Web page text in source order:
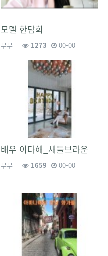
모델 한담희
무무 1273 00-00
배우 이다해_새들브라운
무무 1659 00-00